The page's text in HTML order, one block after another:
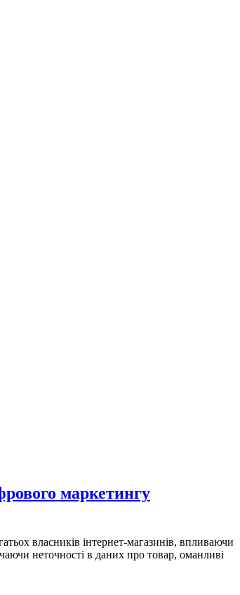
маркетингу
власників інтернет-магазинів, впливаючи
неточності в даних про товар, оманливі